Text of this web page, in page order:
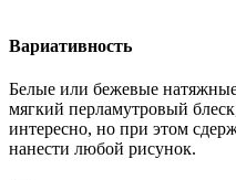
Вариативность
Белые или бежевые
мягкий перламутровый
интересно, но при этом
нанести любой рисунок.